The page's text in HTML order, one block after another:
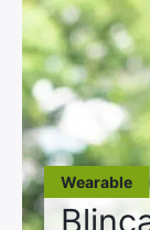
Wearable